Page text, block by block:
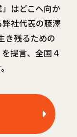
はどこへ向か
社代表の藤澤
き残るための
提言、全国４